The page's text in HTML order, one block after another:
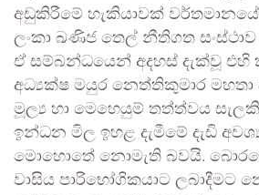
අඩුකිරීමේ හැකියාවක්
ලංකා ඛණිජ තෙල් නීතිගත
ඒ සම්බන්ධයෙන් අදහස් දැක්වූ එහි
අධ්‍යක්ෂ මයුර නෙත්තිකුමාර මහතා
මූල්‍ය හා මෙහෙයුම් තත්ත්වය
ඉන්ධන මිල ඉහළ දැමීමේ දැඩි
මොහොතේ නොමැති බවයි.
වාසිය පාරිභෝගිකයාට ලබාදීමට